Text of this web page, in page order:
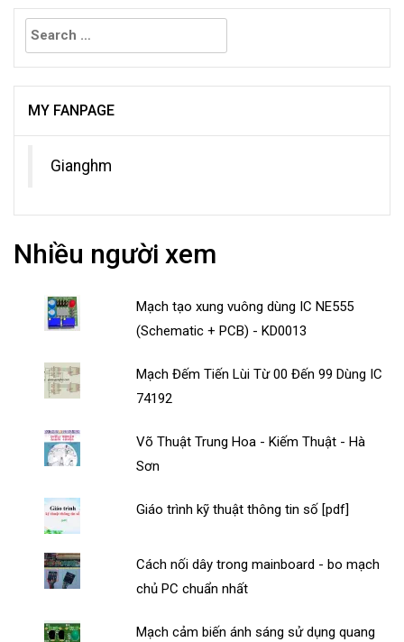
Search
for:
MY FANPAGE
Gianghm
Nhiều người xem
Mạch tạo xung vuông dùng IC NE555
(Schematic + PCB) - KD0013
Mạch Đếm Tiến Lùi Từ 00 Đến 99 Dùng IC
74192
Võ Thuật Trung Hoa - Kiếm Thuật - Hà
Sơn
Giáo trình kỹ thuật thông tin số [pdf]
Cách nối dây trong mainboard - bo mạch
chủ PC chuẩn nhất
Mạch cảm biến ánh sáng sử dụng quang